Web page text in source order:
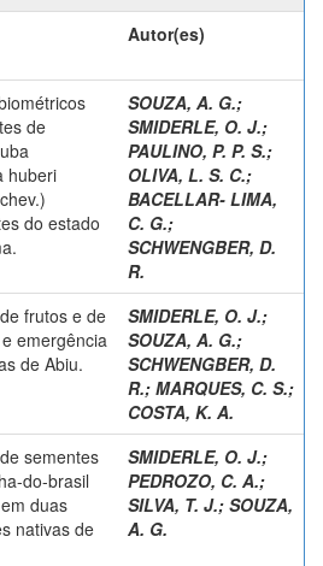
Autor(es)
de
huberi
do estado
SOUZA, A. G.;
SMIDERLE, O. J.;
PAULINO, P. P. S.;
OLIVA, L. S. C.;
BACELLAR- LIMA,
C. G.;
SCHWENGBER, D.
R.
frutos e de
emergência
de Abiu.
SMIDERLE, O. J.;
SOUZA, A. G.;
SCHWENGBER, D.
R.; MARQUES, C. S.;
COSTA, K. A.
sementes
do-brasil
duas
nativas de
SMIDERLE, O. J.;
PEDROZO, C. A.;
SILVA, T. J.; SOUZA,
A. G.